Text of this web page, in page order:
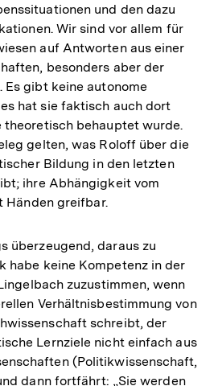
und den dazu
Wir sind vor allem für
auf Antworten aus einer
besonders aber der
Es gibt keine autonome
hat sie faktisch auch dort
theoretisch behauptet wurde.
gelten, was Roloff über die
Bildung in den letzten
ihre Abhängigkeit vom
Händen greifbar.
überzeugend, daraus zu
habe keine Kompetenz in der
zuzustimmen, wenn
Verhältnisbestimmung von
schreibt, der
Lernziele nicht einfach aus
(Politikwissenschaft,
dann fortfährt: „Sie werden